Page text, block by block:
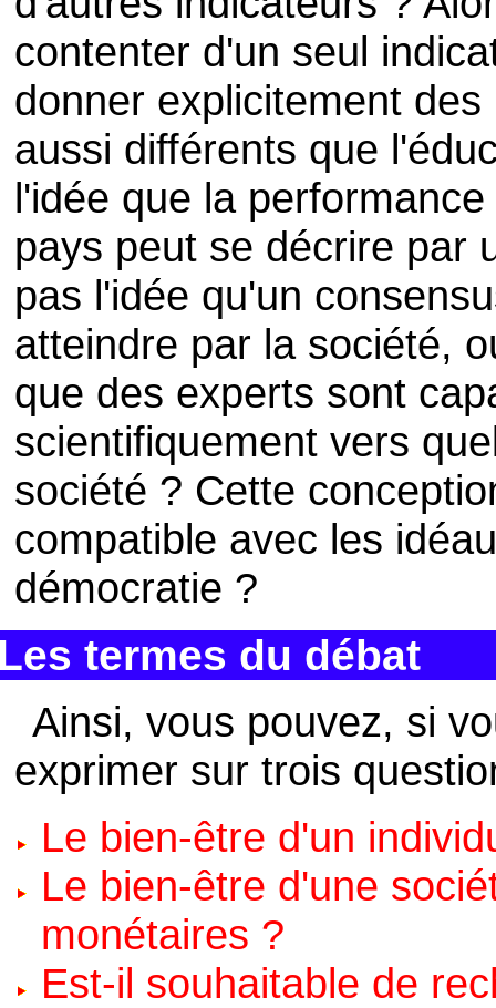
contenter d'un seul
donner explicitement
aussi différents que
l'idée que la
pays peut se décrire par
pas l'idée qu'un
atteindre par la société,
que des experts sont
scientifiquement vers
société ? Cette
compatible avec les
démocratie ?
termes du débat
Ainsi, vous pouvez, si
exprimer sur trois
Le bien-être d'un
Le bien-être d'une
monétaires ?
Est-il souhaitable de